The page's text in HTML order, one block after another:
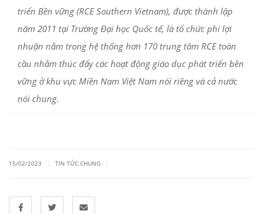
triển Bền vững (RCE Southern Vietnam), được thành lập
năm 2011 tại Trường Đại học Quốc tế, là tổ chức phi lợi
nhuận nằm trong hệ thống hơn 170 trung tâm RCE toàn
cầu nhằm thúc đẩy các hoạt động giáo dục phát triển bền
vững ở khu vực Miền Nam Việt Nam nói riêng và cả nước
nói chung.
15/02/2023 TIN TỨC CHUNG